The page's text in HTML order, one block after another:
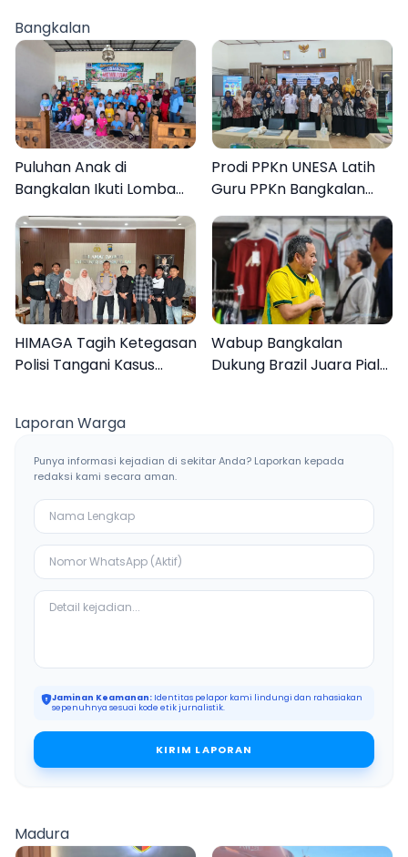
Bangkalan
Puluhan Anak di
Bangkalan Ikuti Lomba
Mewarnai Bertema
Liburan Keluarga
Prodi PPKn UNESA Latih
Guru PPKn Bangkalan
dengan Pembelajaran
Inovasi Teknologi
HIMAGA Tagih Ketegasan
Polisi Tangani Kasus
Wabup Bangkalan
Dukung Brazil Juara Piala
Laporan Warga
Punya informasi kejadian di sekitar Anda? Laporkan kepada
redaksi kami secara aman.
Jaminan Keamanan: Identitas pelapor kami lindungi dan rahasiakan
sepenuhnya sesuai kode etik jurnalistik.
KIRIM LAPORAN
Madura